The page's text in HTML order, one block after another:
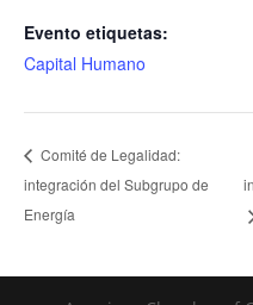
Evento etiquetas:
Capital Humano
Comité de Legalidad:
integración del Subgrupo de
Energía